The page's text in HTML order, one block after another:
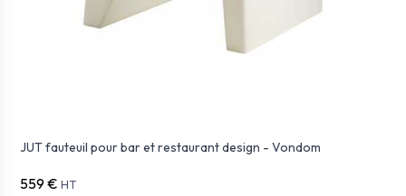
JUT fauteuil pour bar et restaurant design - Vondom
559 € HT